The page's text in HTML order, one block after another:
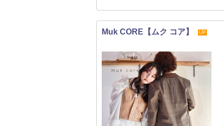
Muk CORE【ムク コア】 UP